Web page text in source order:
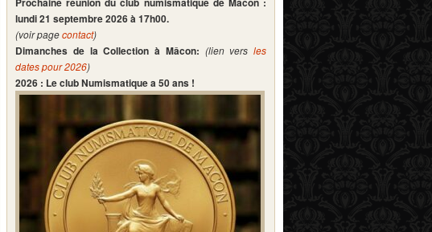
lundi 21 septembre 2026 à 17h00.
(voir pagecontact)
Dimanches de la Collection à Mâcon: (lien vers les
dates pour 2026)
2026 : Le club Numismatique a 50 ans !